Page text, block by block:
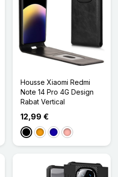
Housse Xiaomi Redmi
Note 14 Pro 4G Design
Rabat Vertical
12,99 €
NoirOrangeBleu Foncé
Or Rose